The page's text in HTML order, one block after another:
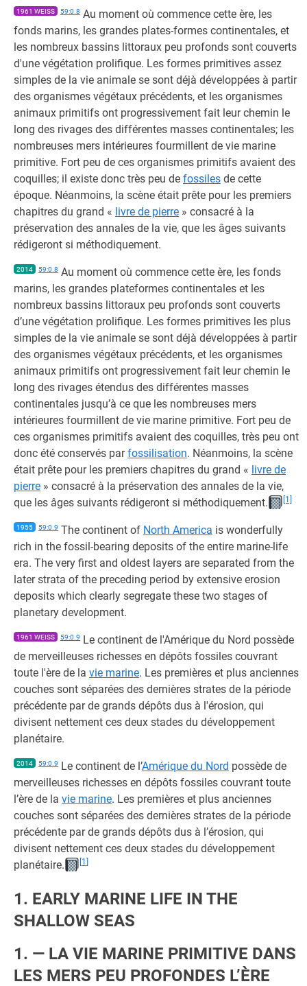
1961 WEISS 59:0.8 Au moment où commence cette ère, les
fonds marins, les grandes plates-formes continentales, et
les nombreux bassins littoraux peu profonds sont couverts
d'une végétation prolifique. Les formes primitives assez
simples de la vie animale se sont déjà développées à partir
des organismes végétaux précédents, et les organismes
animaux primitifs ont progressivement fait leur chemin le
long des rivages des différentes masses continentales; les
nombreuses mers intérieures fourmillent de vie marine
primitive. Fort peu de ces organismes primitifs avaient des
coquilles; il existe donc très peu de fossiles de cette
époque. Néanmoins, la scène était prête pour les premiers
chapitres du grand « livre de pierre » consacré à la
préservation des annales de la vie, que les âges suivants
rédigeront si méthodiquement.
2014 59:0.8 Au moment où commence cette ère, les fonds
marins, les grandes plateformes continentales et les
nombreux bassins littoraux peu profonds sont couverts
d’une végétation prolifique. Les formes primitives les plus
simples de la vie animale se sont déjà développées à partir
des organismes végétaux précédents, et les organismes
animaux primitifs ont progressivement fait leur chemin le
long des rivages étendus des différentes masses
continentales jusqu’à ce que les nombreuses mers
intérieures fourmillent de vie marine primitive. Fort peu de
ces organismes primitifs avaient des coquilles, très peu ont
donc été conservés parfossilisation. Néanmoins, la scène
était prête pour les premiers chapitres du grand « livre de
pierre » consacré à la préservation des annales de la vie,
que les âges suivants rédigeront si méthodiquement.
[1]
1955 59:0.9 The continent of North America is wonderfully
rich in the fossil-bearing deposits of the entire marine-life
era. The very first and oldest layers are separated from the
later strata of the preceding period by extensive erosion
deposits which clearly segregate these two stages of
planetary development.
1961 WEISS 59:0.9 Le continent de l'Amérique du Nord possède
de merveilleuses richesses en dépôts fossiles couvrant
toute l'ère de la vie marine. Les premières et plus anciennes
couches sont séparées des dernières strates de la période
précédente par de grands dépôts dus à l'érosion, qui
divisent nettement ces deux stades du développement
planétaire.
2014 59:0.9 Le continent de l’Amérique du Nord possède de
merveilleuses richesses en dépôts fossiles couvrant toute
l’ère de la vie marine. Les premières et plus anciennes
couches sont séparées des dernières strates de la période
précédente par de grands dépôts dus à l’érosion, qui
divisent nettement ces deux stades du développement
planétaire.
[1]
1. EARLY MARINE LIFE IN THE
SHALLOW SEAS
1. — LA VIE MARINE PRIMITIVE DANS
LES MERS PEU PROFONDES L’ÈRE